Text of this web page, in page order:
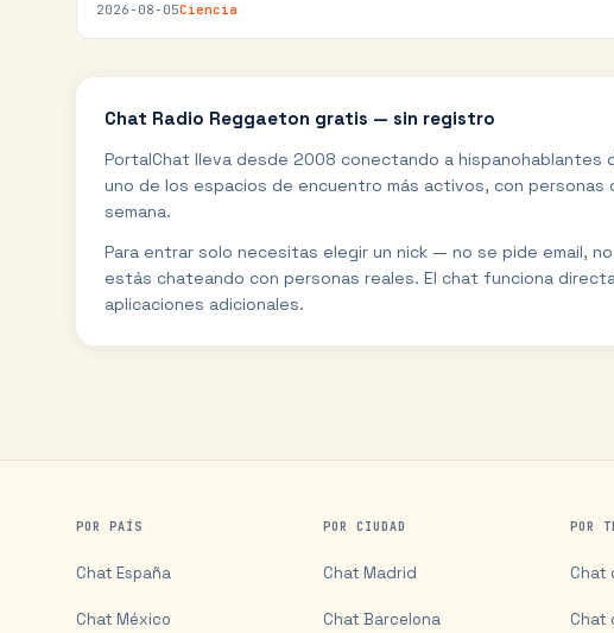
2026-08-05Ciencia
Chat Radio Reggaeton gratis — sin registro
PortalChat lleva desde 2008 conectando a hispanohablantes
uno de los espacios de encuentro más activos, con personas
semana.
Para entrar solo necesitas elegir un nick — no se pide email,
estás chateando con personas reales. El chat funciona
aplicaciones adicionales.
POR PAÍS
Chat España
Chat México
POR CIUDAD
Chat Madrid
Chat Barcelona
POR
Chat
Chat